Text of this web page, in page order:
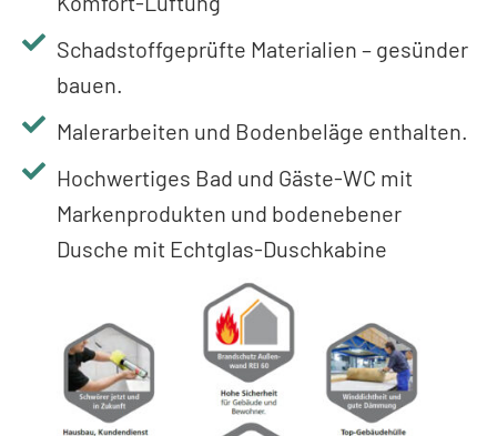
Schadstoffgeprüfte Materialien – gesünder
bauen.
Malerarbeiten und Bodenbeläge enthalten.
Hochwertiges Bad und Gäste-WC mit
Markenprodukten und bodenebener
Dusche mit Echtglas-Duschkabine